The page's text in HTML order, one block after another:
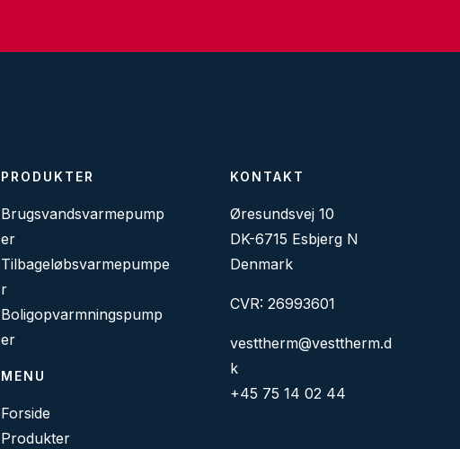
PRODUKTER
Brugsvandsvarmepump
er
Tilbageløbsvarmepumpe
r
Boligopvarmningspump
er
MENU
Forside
Produkter
KONTAKT
Øresundsvej 10
DK-6715 Esbjerg N
Denmark
CVR: 26993601
vesttherm@vesttherm.d
k
+45 75 14 02 44